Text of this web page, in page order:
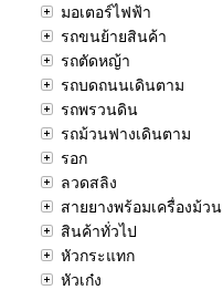
มอเตอร์ไฟฟ้า
รถขนย้ายสินค้า
รถตัดหญ้า
รถบดถนนเดินตาม
รถพรวนดิน
รถม้วนฟางเดินตาม
รอก
ลวดสลิง
สายยางพร้อมเครื่องม้วน
สินค้าทั่วไป
หัวกระแทก
หัวเก๋ง